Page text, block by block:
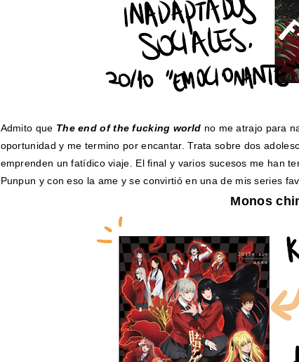
Admito que The end of the fucking world no me atrajo para
oportunidad y me termino por encantar. Trata sobre dos
emprenden un fatídico viaje. El final y varios sucesos me han
Punpun y con eso la ame y se convirtió en una de mis series
Monos